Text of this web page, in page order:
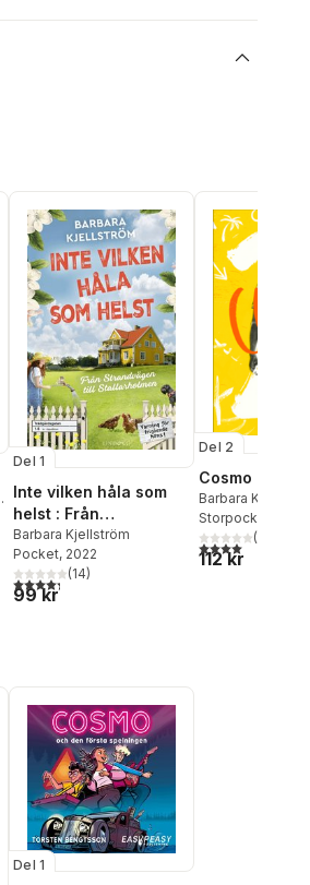
Del 1
Inte vilken håla som
helst : Från
Strandvägen till
Stallarholmen
Barbara Kjellström
Pocket, 2022
4,3utav 5 stjärnor. Totalt antal röster:
(14)
99 kr
Del 2
Cosmo 2
Barbara
Kjellström
Storpocket
4,0utav 5(
112 kr
Del 1